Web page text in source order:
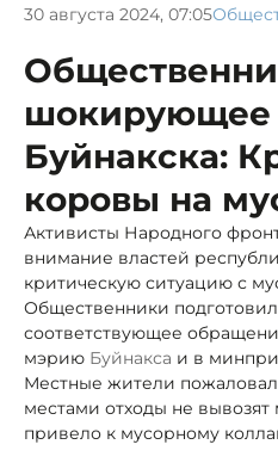
30 августа 2024, 07:05
шокирующее
Буйнакска:
коровы на
Активисты Народного
внимание властей
критическую ситуацию с
Общественники
соответствующее
мэрию Буйнакса и в
Местные жители
местами отходы не вывозят
привело к мусорному